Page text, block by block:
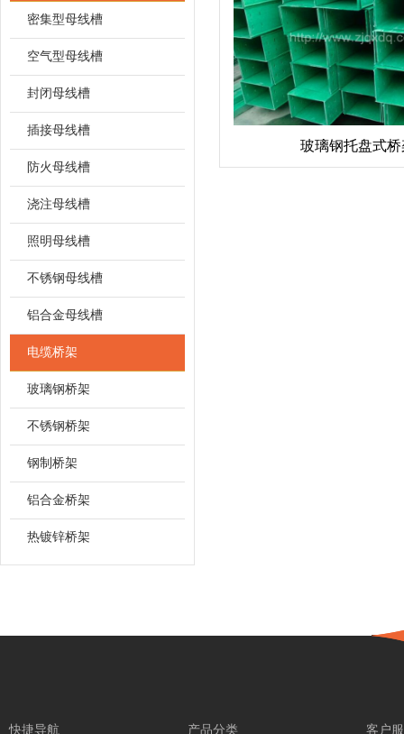
密集型母线槽
空气型母线槽
封闭母线槽
插接母线槽
防火母线槽
浇注母线槽
照明母线槽
不锈钢母线槽
铝合金母线槽
电缆桥架
玻璃钢桥架
不锈钢桥架
钢制桥架
铝合金桥架
热镀锌桥架
玻璃钢托盘式桥
快捷导航 产品分类 客户